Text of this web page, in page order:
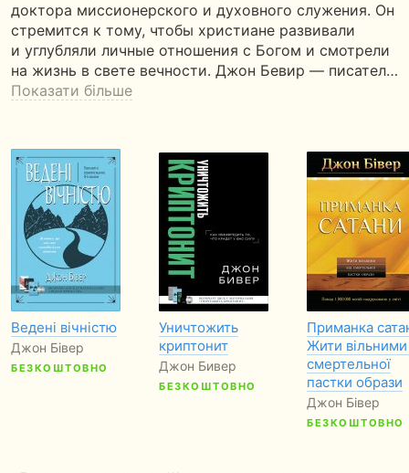
доктора миссионерского и духовного служения. Он
стремится к тому, чтобы христиане развивали
и углубляли личные отношения с Богом и смотрели
на жизнь в свете вечности. Джон Бевир — писател…
Показати більше
Ведені вічністю
Джон Бівер
БЕЗКОШТОВНО
Уничтожить
криптонит
Джон Бивер
БЕЗКОШТОВНО
Приманка
Жити вільними
смертельної
пастки образи
Джон Бівер
БЕЗКОШТОВНО